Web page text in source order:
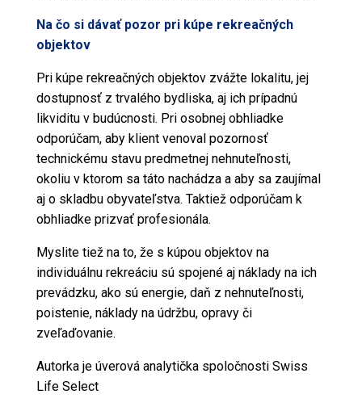
Na čo si dávať pozor pri kúpe rekreačných
objektov
Pri kúpe rekreačných objektov zvážte lokalitu, jej
dostupnosť z trvalého bydliska, aj ich prípadnú
likviditu v budúcnosti. Pri osobnej obhliadke
odporúčam, aby klient venoval pozornosť
technickému stavu predmetnej nehnuteľnosti,
okoliu v ktorom sa táto nachádza a aby sa zaujímal
aj o skladbu obyvateľstva. Taktiež odporúčam k
obhliadke prizvať profesionála.
Myslite tiež na to, že s kúpou objektov na
individuálnu rekreáciu sú spojené aj náklady na ich
prevádzku, ako sú energie, daň z nehnuteľnosti,
poistenie, náklady na údržbu, opravy či
zveľaďovanie.
Autorka je úverová analytička spoločnosti Swiss
Life Select